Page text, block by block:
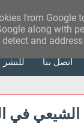
للنشر أتصل بنا
الشيعي في
from Google
along with
and address